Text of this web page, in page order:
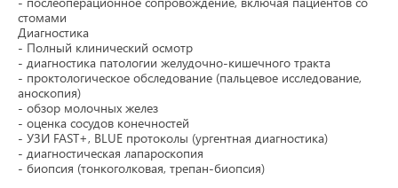
стомами
Диагностика
- Полный клинический осмотр
- диагностика патологии желудочно-кишечного тракта
- проктологическое обследование (пальцевое исследование,
аноскопия)
- обзор молочных желез
- оценка сосудов конечностей
- УЗИ FAST+, BLUE протоколы (ургентная диагностика)
- диагностическая лапароскопия
- биопсия (тонкоголковая, трепан-биопсия)